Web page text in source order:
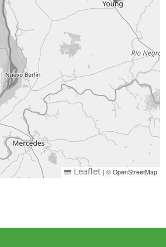
Leaflet | © OpenStreetMap